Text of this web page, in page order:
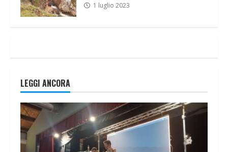
1 luglio 2023
LEGGI ANCORA